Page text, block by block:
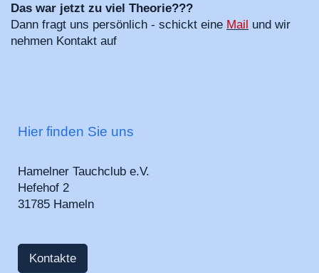
Das war jetzt zu viel Theorie???
Dann fragt uns persönlich - schickt eine Mail und wir
nehmen Kontakt auf
Hier finden Sie uns
Hamelner Tauchclub e.V.
Hefehof 2
31785 Hameln
Kontakte